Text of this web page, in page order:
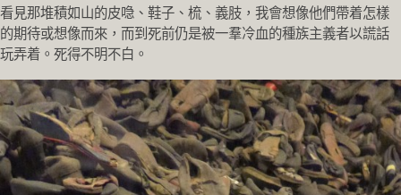
看見那堆積如山的皮喼、鞋子、梳、義肢，我會想像他們帶着怎樣
的期待或想像而來，而到死前仍是被一羣冷血的種族主義者以謊話
玩弄着。死得不明不白。